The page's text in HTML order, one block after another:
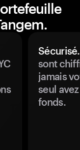
Sécurisé.
sont
jamais
seul
fonds.